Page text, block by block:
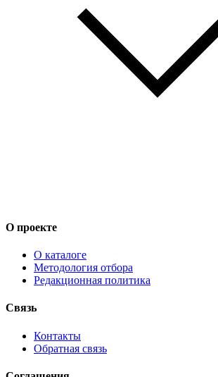
О проекте
О каталоге
Методология отбора
Редакционная политика
Связь
Контакты
Обратная связь